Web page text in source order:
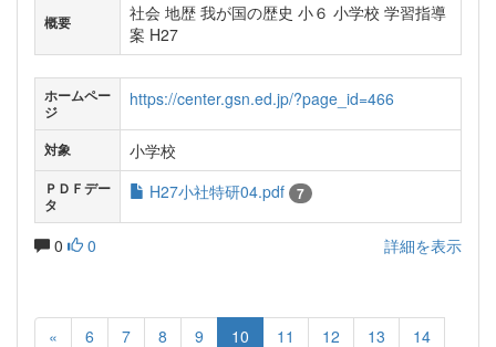
概要
社会 地歴 我が国の歴史 小６ 小学校 学習指導
案 H27
ホームペー
ジ
https://center.gsn.ed.jp/?page_id=466
対象 小学校
ＰＤＦデー
タ
H27小社特研04.pdf 7
0 0 詳細を表示
« 6 7 8 9 10 11 12 13
14